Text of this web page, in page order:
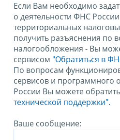
Если Вам необходимо
о деятельности ФНС
территориальных
получить разъяснения по
налогообложения - Вы
сервисом "Обратиться в
По вопросам
сервисов и программного
России Вы можете
технической поддержки".
Ваше сообщение: